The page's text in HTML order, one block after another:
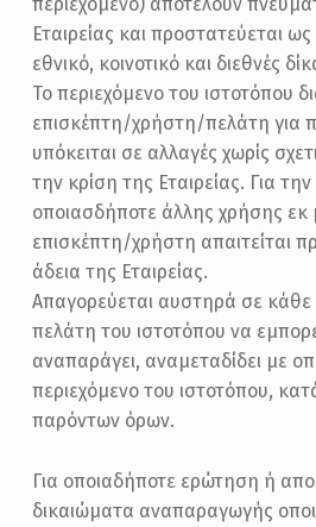
Εταιρείας και προστατεύεται
εθνικό, κοινοτικό και διεθνές
Το περιεχόμενο του ιστοτόπου
επισκέπτη/χρήστη/πελάτη για
υπόκειται σε αλλαγές χωρίς
την κρίση της Εταιρείας. Για
οποιασδήποτε άλλης χρήσης εκ
επισκέπτη/χρήστη απαιτείται
άδεια της Εταιρείας.
Απαγορεύεται αυστηρά σε
πελάτη του ιστοτόπου να
αναπαράγει, αναμεταδίδει με
περιεχόμενο του ιστοτόπου,
παρόντων όρων.
Για οποιαδήποτε ερώτηση ή
δικαιώματα αναπαραγωγής